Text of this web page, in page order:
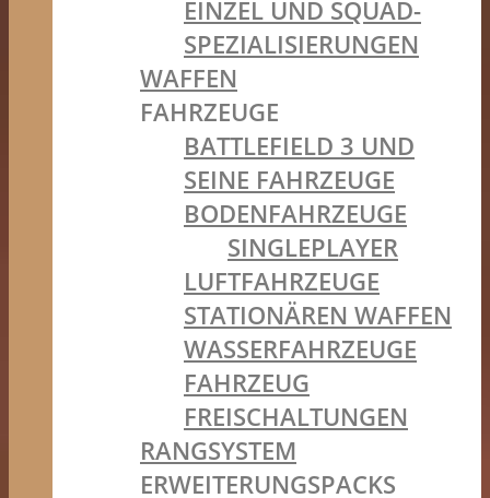
EINZEL UND SQUAD-
SPEZIALISIERUNGEN
WAFFEN
FAHRZEUGE
BATTLEFIELD 3 UND
SEINE FAHRZEUGE
BODENFAHRZEUGE
SINGLEPLAYER
LUFTFAHRZEUGE
STATIONÄREN WAFFEN
WASSERFAHRZEUGE
FAHRZEUG
FREISCHALTUNGEN
RANGSYSTEM
ERWEITERUNGSPACKS